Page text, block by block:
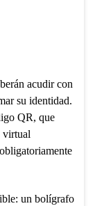
acudir con
su identidad.
QR, que
virtual
un bolígrafo